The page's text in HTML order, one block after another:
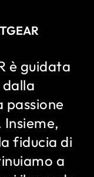
è guidata
passione
fiducia di
a